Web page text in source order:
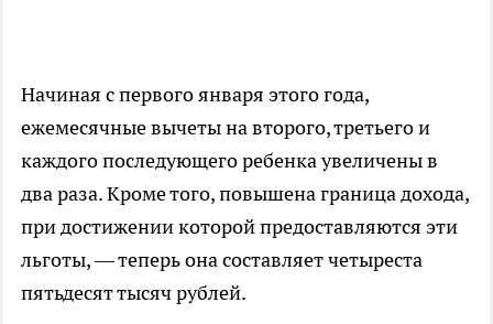
Начиная с первого января этого года,
ежемесячные вычеты на второго, третьего и
каждого последующего ребенка увеличены в
два раза. Кроме того, повышена граница дохода,
при достижении которой предоставляются эти
льготы, — теперь она составляет четыреста
пятьдесят тысяч рублей.